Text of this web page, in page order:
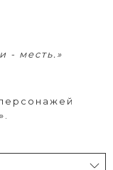
- месть.»